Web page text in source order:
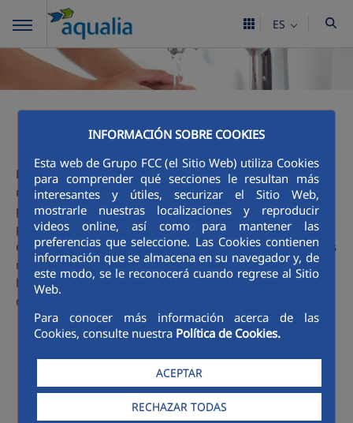
INFORMACIÓN SOBRE COOKIES
Esta web de Grupo FCC (el Sitio Web) utiliza Cookies
para comprender qué secciones le resultan más
interesantes y útiles, securizar el Sitio Web,
mostrarle nuestras localizaciones y reproducir
videos online, así como para mantener las
preferencias que seleccione. Las Cookies contienen
información que se almacena en su navegador y, de
este modo, se le reconocerá cuando regrese al Sitio
Web.
Para conocer más información acerca de las
Cookies, consulte nuestra Política de Cookies.
ACEPTAR
RECHAZAR TODAS
ES
Ciclo integral
El agua es un gran tesoro y que podemos encontrarla en
nuestro entorno: en el mar, en los ríos, en los pantanos...,
pero para que llegue hasta nuestras casas, colegios,
parques, industrias... y la podamos beber, lavarnos con
ella, nadar en la piscina, ver crecer las flores del jardín..., es
necesario que el agua siga un proceso cuidadoso. Esa es la
labor de Aqualia y te invitamos a descubriraquí, con más
detalle, las fases de este apasionante Ciclo.